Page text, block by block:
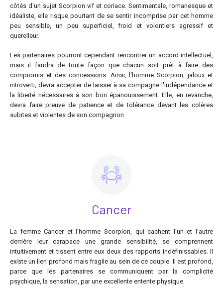
côtés d'un sujet Scorpion vif et coriace. Sentimentale, romanesque et
idéaliste, elle risque pourtant de se sentir incomprise par cet homme
peu sensible, un peu superficiel, froid et volontiers agressif et
querelleur.
Les partenaires pourront cependant rencontrer un accord intellectuel,
mais il faudra de toute façon que chacun soit prêt à faire des
compromis et des concessions. Ainsi, l'homme Scorpion, jaloux et
introverti, devra accepter de laisser à sa compagne l'indépendance et
la liberté nécessaires à son bon épanouissement. Elle, en revanche,
devra faire preuve de patience et de tolérance devant les colères
subites et violentes de son compagnon.
Cancer
La femme Cancer et l'homme Scorpion, qui cachent l'un et l'autre
derrière leur carapace une grande sensibilité, se comprennent
intuitivement et tissent entre eux deux des rapports indéfinissables. Il
existe un lien profond mais fragile au sein de ce couple. Il est profond,
parce que les partenaires se communiquent par la complicité
psychique, la sensation, par une excellente entente physique.